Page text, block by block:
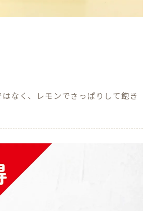
なく、レモンでさっぱりして飽き